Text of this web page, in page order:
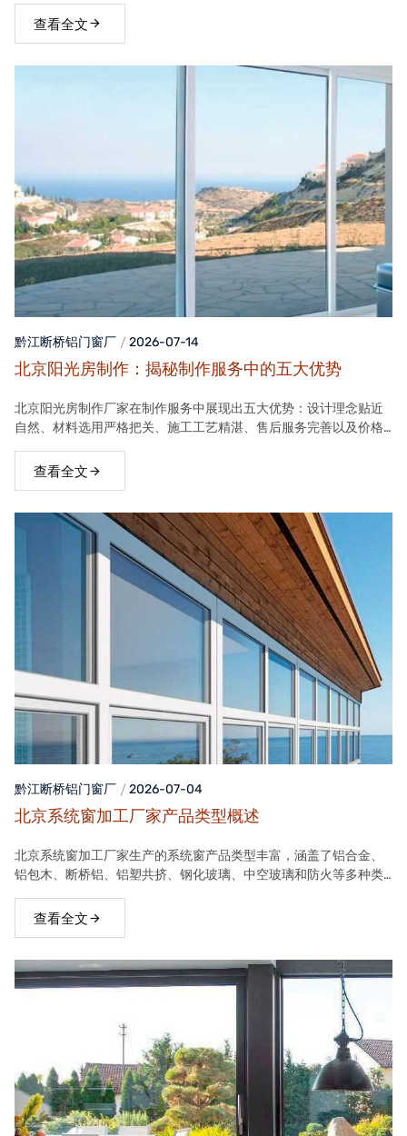
位。查看全文
黔江断桥铝门窗厂 2026-07-14
北京阳光房制作：揭秘制作服务中的五大优势
北京阳光房制作厂家在制作服务中展现出五大优势：设计理念贴近
自然、材料选用严格把关、施工工艺精湛、售后服务完善以及价格
查看全文
黔江断桥铝门窗厂 2026-07-04
北京系统窗加工厂家产品类型概述
北京系统窗加工厂家生产的系统窗产品类型丰富，涵盖了铝合金、
铝包木、断桥铝、铝塑共挤、钢化玻璃、中空玻璃和防火等多种类
满足不同客户的需求。
查看全文